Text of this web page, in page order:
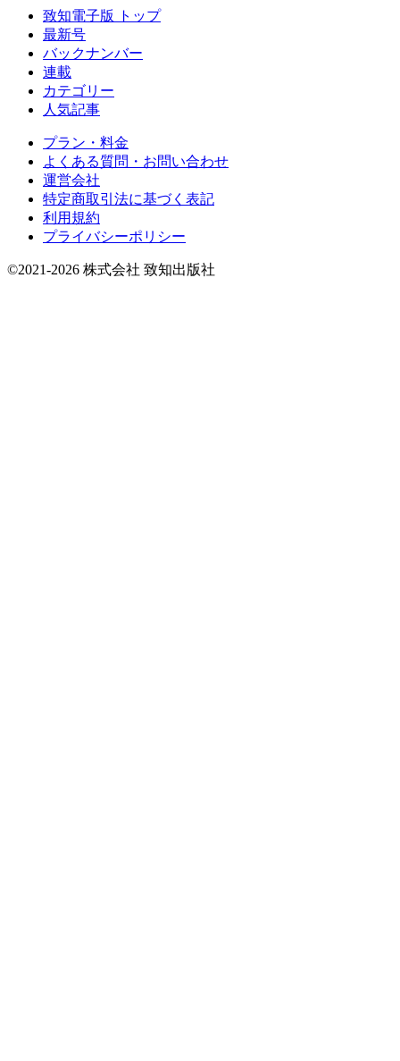
致知電子版 トップ
最新号
バックナンバー
連載
カテゴリー
人気記事
プラン・料金
よくある質問・お問い合わせ
運営会社
特定商取引法に基づく表記
利用規約
プライバシーポリシー
©2021-2026 株式会社 致知出版社